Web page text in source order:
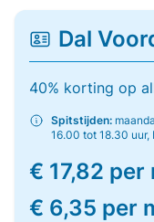
Dal
40% korting op
Spitstijden:
16.00 tot 18.30
€ 17,82 per
€ 6,35 per